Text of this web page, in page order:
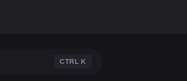
CTRL K